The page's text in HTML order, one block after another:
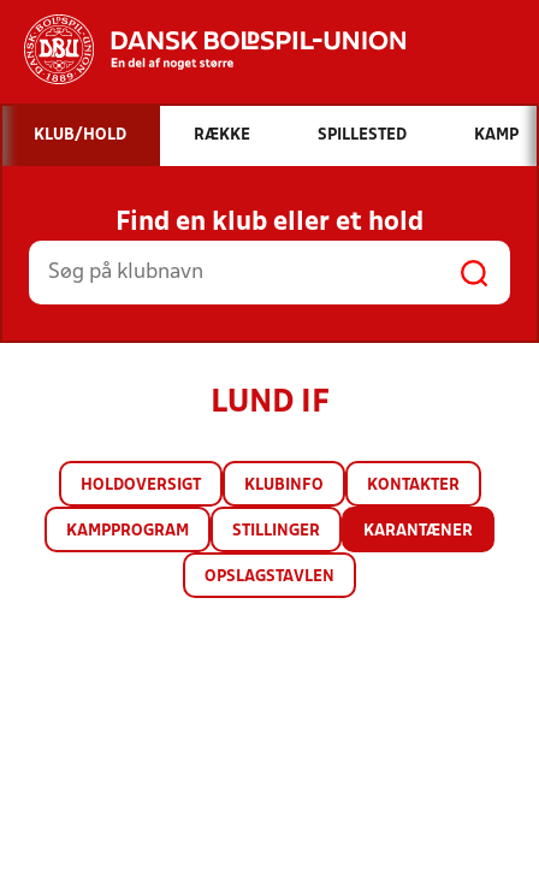
Hvad vil du søge efter?
INDHOLD OG NYHEDER
STILLINGER, RESULTATER, KLUBBER OG
HOLD
KLUB/HOLD RÆKKE SPILLESTED KAMP
Find en klub eller et hold
LUND IF
HOLDOVERSIGT KLUBINFO KONTAKTER
KAMPPROGRAM STILLINGER KARANTÆNER
OPSLAGSTAVLEN